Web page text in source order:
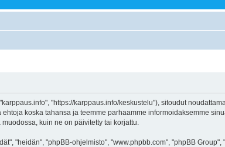
"https://karppaus.info/keskustelu"), sitoudut
koska tahansa ja teemme parhaamme informoidaksemme
kuin ne on päivitetty tai korjattu.
"heidän", "phpBB-ohjelmisto", "www.phpbb.com", "phpBB Group",